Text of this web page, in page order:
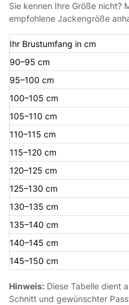
Sie kennen Ihre Größe nicht?
empfohlene Jackengröße
Ihr Brustumfang in cm
90–95 cm
95–100 cm
100–105 cm
105–110 cm
110–115 cm
115–120 cm
120–125 cm
125–130 cm
130–135 cm
135–140 cm
140–145 cm
145–150 cm
Hinweis: Diese Tabelle dient
Schnitt und gewünschter